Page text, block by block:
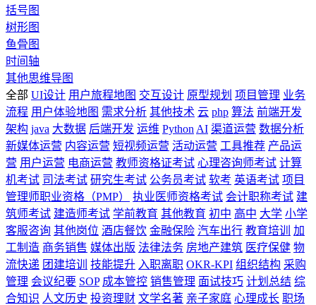
括号图
树形图
鱼骨图
时间轴
其他思维导图
全部 UI设计 用户旅程地图 交互设计 原型规划 项目管理 业务
流程 用户体验地图 需求分析 其他技术 云 php 算法 前端开发
架构 java 大数据 后端开发 运维 Python AI 渠道运营 数据分析
新媒体运营 内容运营 短视频运营 活动运营 工具推荐 产品运
营 用户运营 电商运营 教师资格证考试 心理咨询师考试 计算
机考试 司法考试 研究生考试 公务员考试 软考 英语考试 项目
管理师职业资格（PMP）
执业医师资格考试 会计职称考试 建
筑师考试 建造师考试 学前教育 其他教育 初中 高中 大学 小学
客服咨询 其他岗位 酒店餐饮 金融保险 汽车出行 教育培训
加
工制造 商务销售 媒体出版 法律法务 房地产建筑 医疗保健 物
流快递 团建培训 技能提升 入职离职 OKR-KPI 组织结构 采购
管理 会议纪要 SOP 成本管控 销售管理 面试技巧 计划总结 综
合知识 人文历史 投资理财 文学名著 亲子家庭 心理成长 职场